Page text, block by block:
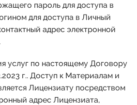
пароль для доступа в
для доступа в Личный
адрес электронной
услуг по настоящему Договору
г.. Доступ к Материалам и
Лицензиату посредством
адрес Лицензиата,